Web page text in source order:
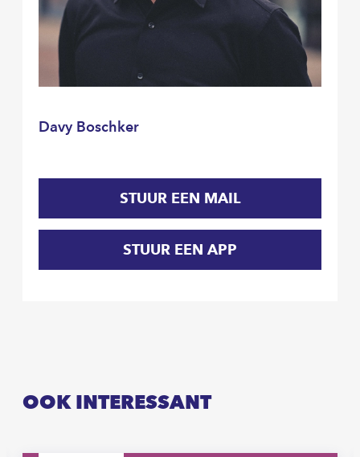
Davy Boschker
STUUR EEN MAIL
STUUR EEN APP
OOK INTERESSANT